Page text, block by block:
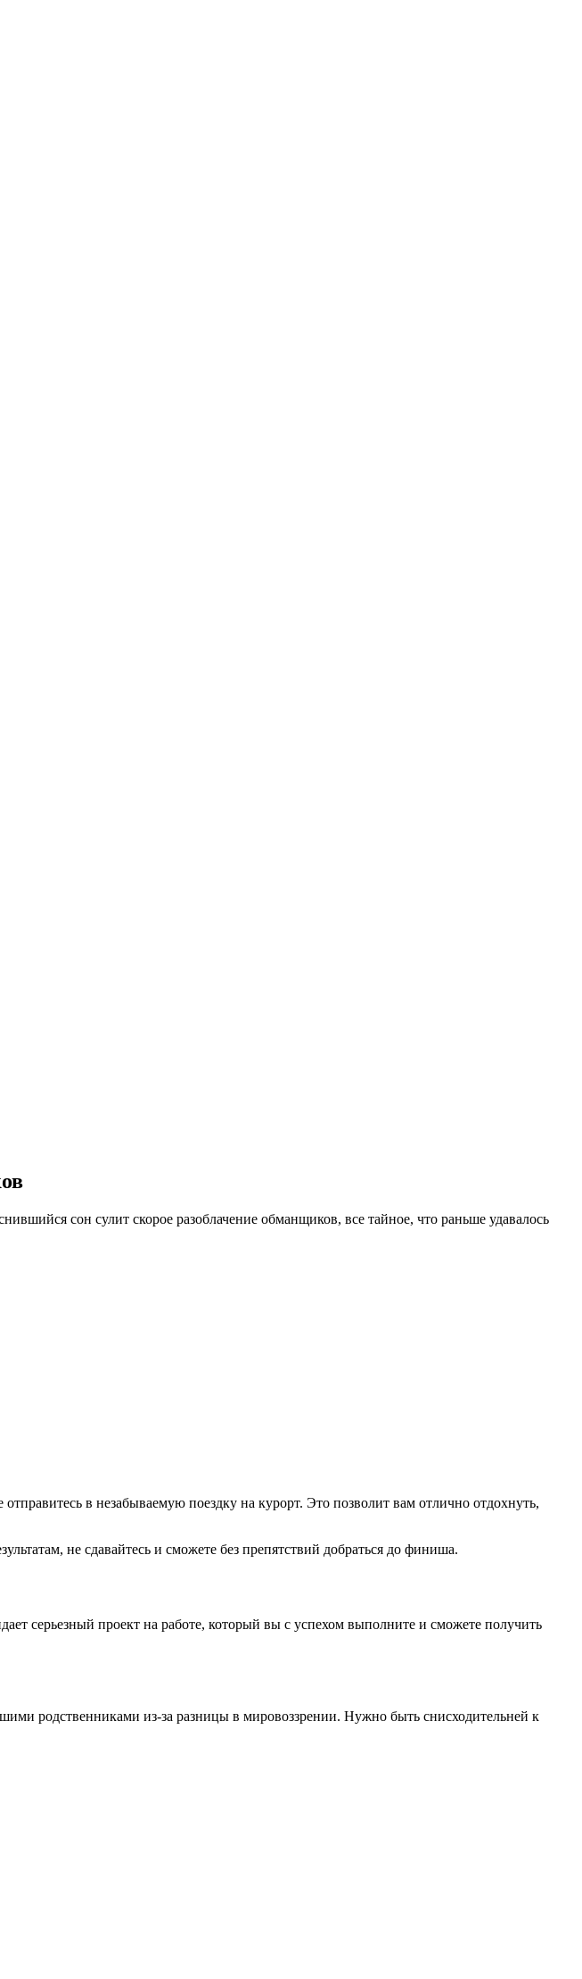
сон сулит скорое разоблачение обманщиков, все тайное, что раньше удавалось
в незабываемую поездку на курорт. Это позволит вам отлично отдохнуть,
не сдавайтесь и сможете без препятствий добраться до финиша.
серьезный проект на работе, который вы с успехом выполните и сможете получить
родственниками из-за разницы в мировоззрении. Нужно быть снисходительней к